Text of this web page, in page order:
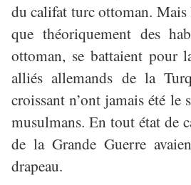
du califat turc ottoman. Mais
que théoriquement des
ottoman, se battaient pour
alliés allemands de la
croissant n’ont jamais été
musulmans. En tout état de
de la Grande Guerre
drapeau.